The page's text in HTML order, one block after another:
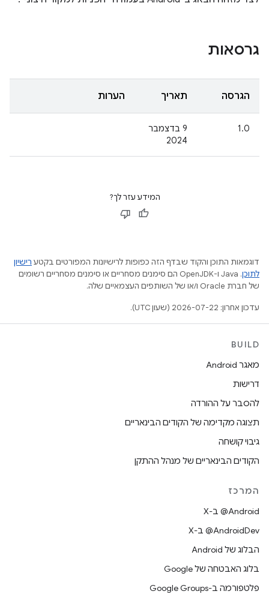
גרסאות
הגרסה תאריך הערות
1.0
‫9 בדצמבר
2024
המידע עזר לך?
דוגמאות התוכן והקוד שבדף הזה כפופות לרישיונות המפורטים בקטע רישיון
לתוכן
.‏ Java ו-OpenJDK הם סימנים מסחריים או סימנים מסחריים רשומים
של חברת Oracle ו/או של השותפים העצמאיים שלה.
עדכון אחרון: 2026-07-22 (שעון UTC).
BUILD
מאגר Android
דרישות
להסבר על ההורדה
תצוגה מקדימה של הקודים הבינאריים
גיבוי קושחה
הקודים הבינאריים של מנהל ההתקן
המרכז
‫‎@Android ב-X
‫‎@AndroidDev ב-X
הבלוג של Android
בלוג האבטחה של Google
פלטפורמה ב-Google Groups